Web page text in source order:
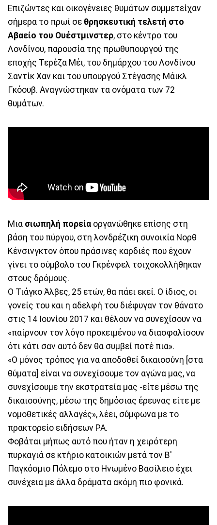
Επιζώντες και οικογένειες θυμάτων συμμετείχαν
σήμερα το πρωί σε θρησκευτική τελετή στο
Αβαείο του Ουέστμινστερ, στο κέντρο του
Λονδίνου, παρουσία της πρωθυπουργού της
εποχής Τερέζα Μέι, του δημάρχου του Λονδίνου
Σαντίκ Χαν και του υπουργού Στέγασης Μάικλ
Γκόουβ. Αναγνώστηκαν τα ονόματα των 72
θυμάτων.
Μια σιωπηλή πορεία οργανώθηκε επίσης στη
βάση του πύργου, στη λονδρέζικη συνοικία Νορθ
Κένσινγκτον όπου πράσινες καρδιές που έχουν
γίνει το σύμβολο του Γκρένφελ τοιχοκολλήθηκαν
στους δρόμους.
Ο Τιάγκο Άλβες, 25 ετών, θα πάει εκεί. Ο ίδιος, οι
γονείς του και η αδελφή του διέφυγαν τον θάνατο
στις 14 Ιουνίου 2017 και θέλουν να συνεχίσουν να
«παίρνουν τον λόγο προκειμένου να διασφαλίσουν
ότι κάτι σαν αυτό δεν θα συμβεί ποτέ πια».
«Ο μόνος τρόπος για να αποδοθεί δικαιοσύνη [στα
θύματα] είναι να συνεχίσουμε τον αγώνα μας, να
συνεχίσουμε την εκστρατεία μας -είτε μέσω της
δικαιοσύνης, μέσω της δημόσιας έρευνας είτε με
νομοθετικές αλλαγές», λέει, σύμφωνα με το
πρακτορείο ειδήσεων PA.
Φοβάται μήπως αυτό που ήταν η χειρότερη
πυρκαγιά σε κτήριο κατοικιών μετά τον Β'
Παγκόσμιο Πόλεμο στο Ηνωμένο Βασίλειο έχει
συνέχεια με άλλα δράματα ακόμη πιο φονικά.